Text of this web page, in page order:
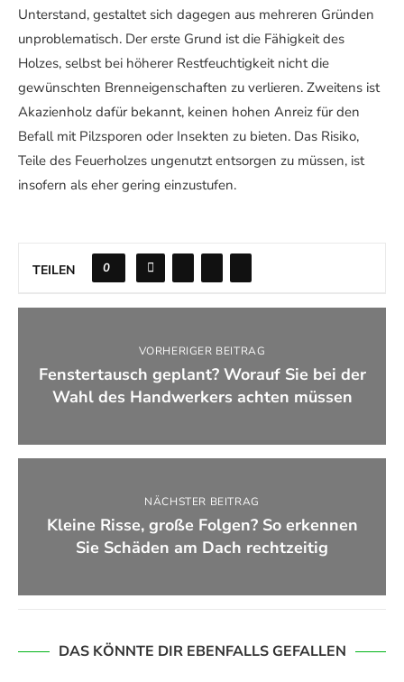
Unterstand, gestaltet sich dagegen aus mehreren Gründen
unproblematisch. Der erste Grund ist die Fähigkeit des
Holzes, selbst bei höherer Restfeuchtigkeit nicht die
gewünschten Brenneigenschaften zu verlieren. Zweitens ist
Akazienholz dafür bekannt, keinen hohen Anreiz für den
Befall mit Pilzsporen oder Insekten zu bieten. Das Risiko,
Teile des Feuerholzes ungenutzt entsorgen zu müssen, ist
insofern als eher gering einzustufen.
TEILEN 0
VORHERIGER BEITRAG
Fenstertausch geplant? Worauf Sie bei der
Wahl des Handwerkers achten müssen
NÄCHSTER BEITRAG
Kleine Risse, große Folgen? So erkennen
Sie Schäden am Dach rechtzeitig
DAS KÖNNTE DIR EBENFALLS GEFALLEN